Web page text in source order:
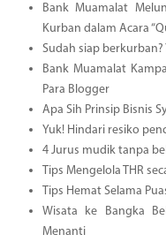
Bank Muamalat
Kurban dalam Acara
Sudah siap
Bank Muamalat
Para Blogger
Apa Sih Prinsip Bisnis
Yuk! Hindari resiko
4 Jurus mudik tanpa
Tips Mengelola THR
Tips Hemat Selama
Wisata ke Bangka
Menanti